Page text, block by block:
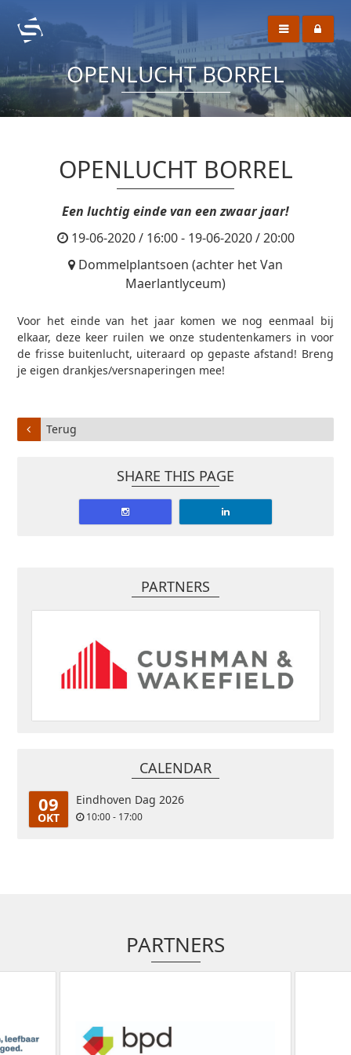
OPENLUCHT BORREL
OPENLUCHT BORREL
Een luchtig einde van een zwaar jaar!
19-06-2020 / 16:00 - 19-06-2020 / 20:00
Dommelplantsoen (achter het Van
Maerlantlyceum)
Voor het einde van het jaar komen we nog eenmaal bij
elkaar, deze keer ruilen we onze studentenkamers in voor
de frisse buitenlucht, uiteraard op gepaste afstand! Breng
je eigen drankjes/versnaperingen mee!
Terug
SHARE THIS PAGE
PARTNERS
CALENDAR
09
OKT
Eindhoven Dag 2026
10:00 - 17:00
PARTNERS